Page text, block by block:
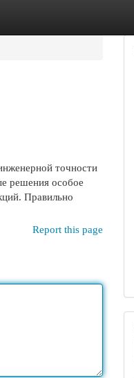
точности
решения особое
Правильно
Report this page